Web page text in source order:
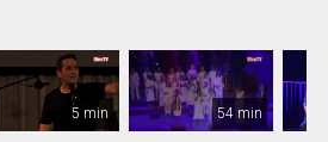
5 min 54 min